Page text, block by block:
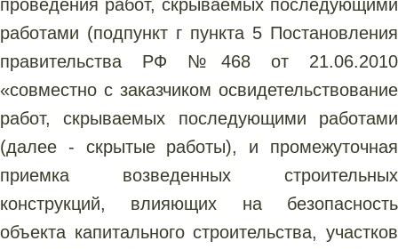
проведения работ, скрываемых последующими
работами (подпункт г пункта 5 Постановления
правительства РФ №468 от 21.06.2010
«совместно с заказчиком освидетельствование
работ, скрываемых последующими работами
(далее - скрытые работы), и промежуточная
приемка возведенных строительных
конструкций, влияющих на безопасность
объекта капитального строительства, участков